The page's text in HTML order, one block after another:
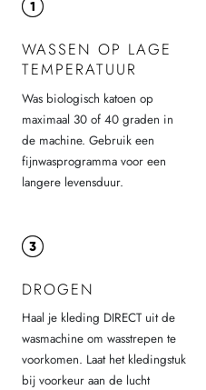
WASSEN OP LAGE
TEMPERATUUR
Was biologisch katoen op
maximaal 30 of 40 graden in
de machine. Gebruik een
fijnwasprogramma voor een
langere levensduur.
DROGEN
Haal je kleding DIRECT uit de
wasmachine om wasstrepen te
voorkomen. Laat het kledingstuk
bij voorkeur aan de lucht